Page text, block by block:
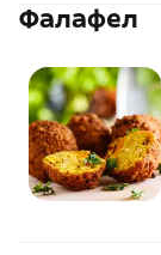
Фалафел